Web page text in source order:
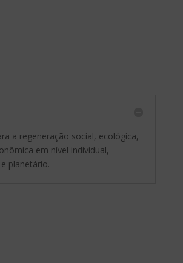
a regeneração social, ecológica,
em nível individual,
planetário.